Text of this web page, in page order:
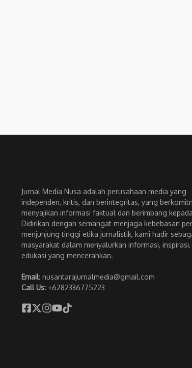
Jurnal Media Nusa adalah perusahaan media yang
independen, kritis, dan berintegritas, yang
menyajikan informasi faktual dan berimbang
Didirikan dengan semangat menjaga kebebasan
menjunjung tinggi etika jurnalistik, kami hadir
masyarakat dalam menyalurkan informasi, inspirasi,
edukasi yang mencerahkan.
Email: nusantarajurnalmedia@gmail.com
Call Us: +6282336775223